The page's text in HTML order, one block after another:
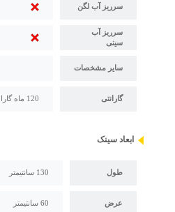
سرریز آب لگن
سرریز آب
سینی
سایر مشخصات
گارانتی 120 ماه گارانتی پس از فروش اخوان
ابعاد سینک
طول 130 سانتیمتر
عرض 60 سانتیمتر